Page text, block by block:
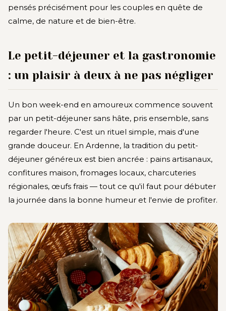
pensés précisément pour les couples en quête de
calme, de nature et de bien-être.
Le petit-déjeuner et la gastronomie
: un plaisir à deux à ne pas négliger
Un bon week-end en amoureux commence souvent
par un petit-déjeuner sans hâte, pris ensemble, sans
regarder l'heure. C'est un rituel simple, mais d'une
grande douceur. En Ardenne, la tradition du petit-
déjeuner généreux est bien ancrée : pains artisanaux,
confitures maison, fromages locaux, charcuteries
régionales, œufs frais — tout ce qu'il faut pour débuter
la journée dans la bonne humeur et l'envie de profiter.